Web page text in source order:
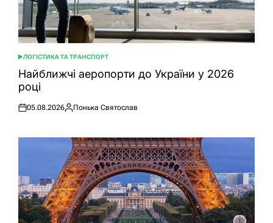
ОПУБЛІКУВАТИ
У
ЛОГІСТИКА ТА ТРАНСПОРТ
Найближчі аеропорти до України у 2026
році
Оприлюднено
05.08.2026
Опубліковано
Понька Святослав